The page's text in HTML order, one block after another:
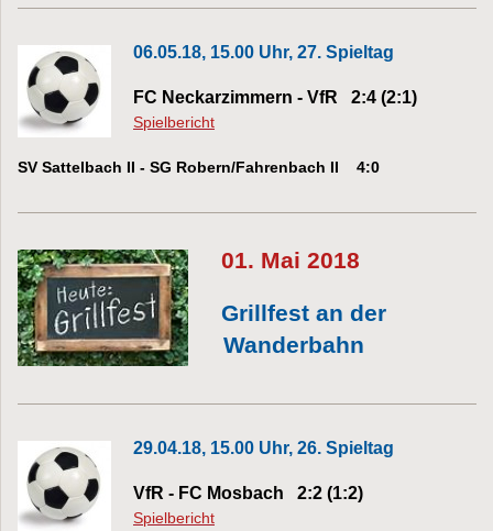
06.05.18, 15.00 Uhr, 27. Spieltag
FC Neckarzimmern - VfR 2:4 (2:1)
Spielbericht
SV Sattelbach II - SG Robern/Fahrenbach II 4:0
01. Mai 2018
Grillfest an der
Wanderbahn
29.04.18, 15.00 Uhr, 26. Spieltag
VfR - FC Mosbach 2:2 (1:2)
Spielbericht